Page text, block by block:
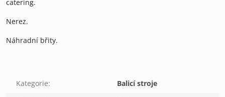
catering.
Nerez.
Náhradní břity.
Kategorie: Balicí stroje